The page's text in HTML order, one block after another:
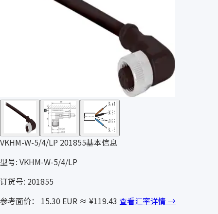
VKHM-W-5/4/LP 201855基本信息
型号: VKHM-W-5/4/LP
订货号: 201855
参考面价： 15.30 EUR ≈ ¥119.43 查看汇率详情 →